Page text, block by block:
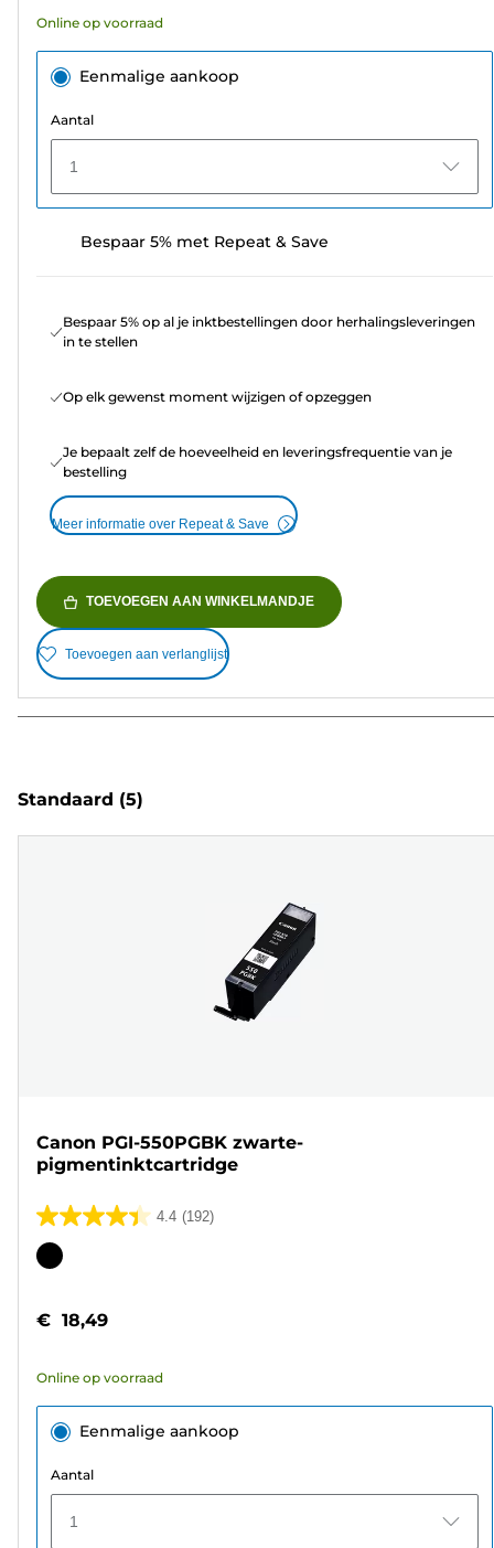
beoordelingen
Online op voorraad
Eenmalige aankoop
Aantal
1
Bespaar 5% met Repeat & Save
Bespaar 5% op al je inktbestellingen door herhalingsleveringen
in te stellen
Op elk gewenst moment wijzigen of opzeggen
Je bepaalt zelf de hoeveelheid en leveringsfrequentie van je
bestelling
Meer informatie over Repeat & Save
TOEVOEGEN AAN WINKELMANDJE
Toevoegen aan verlanglijst
Standaard (5)
Canon PGI-550PGBK zwarte-
pigmentinktcartridge
4.4 (192)
4.4
van
sterren.
beoordelingen
Kleurencartridge
€ 18,49
Online op voorraad
Eenmalige aankoop
Aantal
1